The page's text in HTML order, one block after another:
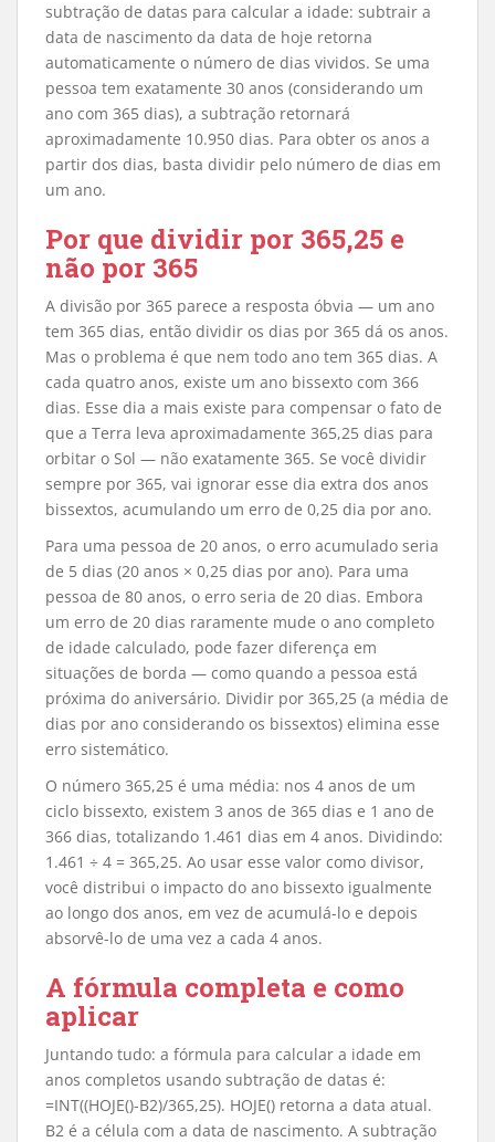
subtração de datas para calcular a idade: subtrair a
data de nascimento da data de hoje retorna
automaticamente o número de dias vividos. Se uma
pessoa tem exatamente 30 anos (considerando um
ano com 365 dias), a subtração retornará
aproximadamente 10.950 dias. Para obter os anos a
partir dos dias, basta dividir pelo número de dias em
um ano.
Por que dividir por 365,25 e
não por 365
A divisão por 365 parece a resposta óbvia — um ano
tem 365 dias, então dividir os dias por 365 dá os anos.
Mas o problema é que nem todo ano tem 365 dias. A
cada quatro anos, existe um ano bissexto com 366
dias. Esse dia a mais existe para compensar o fato de
que a Terra leva aproximadamente 365,25 dias para
orbitar o Sol — não exatamente 365. Se você dividir
sempre por 365, vai ignorar esse dia extra dos anos
bissextos, acumulando um erro de 0,25 dia por ano.
Para uma pessoa de 20 anos, o erro acumulado seria
de 5 dias (20 anos × 0,25 dias por ano). Para uma
pessoa de 80 anos, o erro seria de 20 dias. Embora
um erro de 20 dias raramente mude o ano completo
de idade calculado, pode fazer diferença em
situações de borda — como quando a pessoa está
próxima do aniversário. Dividir por 365,25 (a média de
dias por ano considerando os bissextos) elimina esse
erro sistemático.
O número 365,25 é uma média: nos 4 anos de um
ciclo bissexto, existem 3 anos de 365 dias e 1 ano de
366 dias, totalizando 1.461 dias em 4 anos. Dividindo:
1.461 ÷ 4 = 365,25. Ao usar esse valor como divisor,
você distribui o impacto do ano bissexto igualmente
ao longo dos anos, em vez de acumulá-lo e depois
absorvê-lo de uma vez a cada 4 anos.
A fórmula completa e como
aplicar
Juntando tudo: a fórmula para calcular a idade em
anos completos usando subtração de datas é:
=INT((HOJE()-B2)/365,25). HOJE() retorna a data atual.
B2 é a célula com a data de nascimento. A subtração